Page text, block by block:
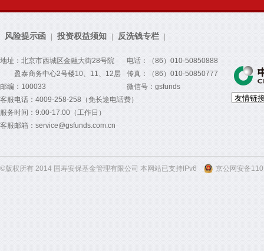
风险提示函 投资权益须知 反洗钱专栏
地址：北京市西城区金融大街28号院
盈泰商务中心2号楼10、11、12层
邮编：100033
电话：（86）010-50850888
传真：（86）010-50850777
微信号：gsfunds
客服电话：4009-258-258（免长途电话费）
服务时间：9:00-17:00（工作日）
客服邮箱：service@gsfunds.com.cn
©版权所有 2014 国寿安保基金管理有限公司 本网站已支持IPv6 京公网安备